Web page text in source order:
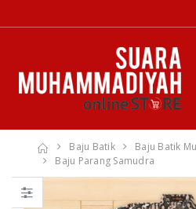
Baju Batik
Baju Batik
Baju Parang Samudra